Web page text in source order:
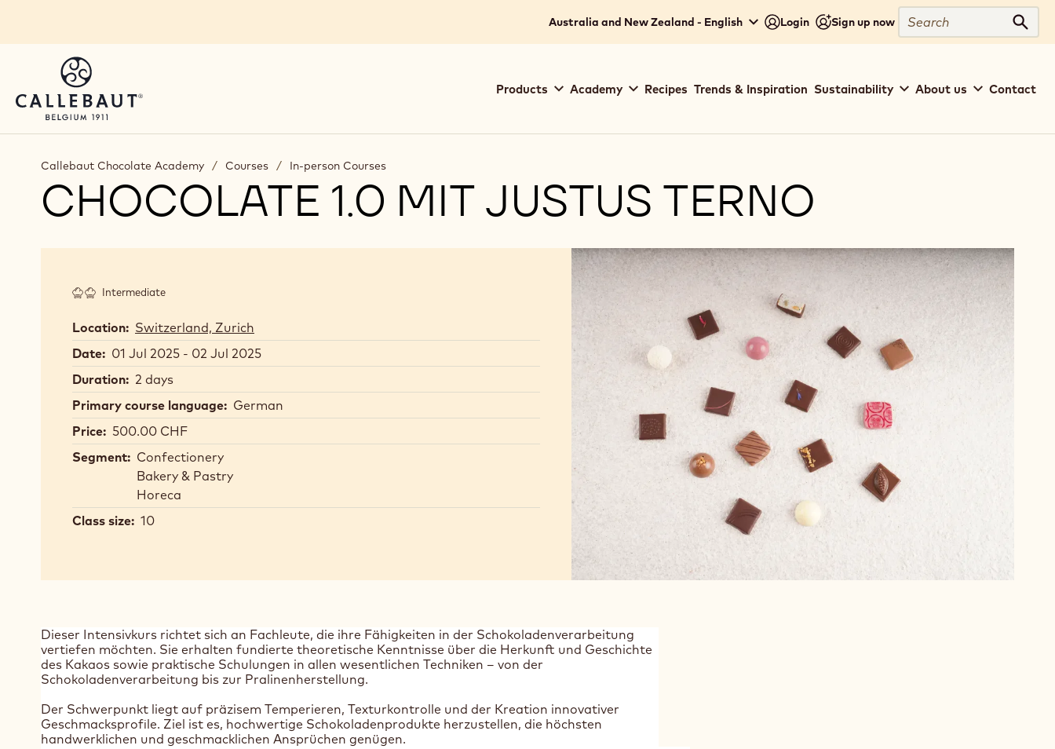
Australia and New Zealand - English Login Sign up now
Search
navigation
Products Academy Recipes Trends & Inspiration Sustainability About us Contact
Callebaut Chocolate Academy / Courses / In-person Courses
CHOCOLATE 1.0 MIT JUSTUS TERNO
Intermediate
Location: Switzerland, Zurich
Date: 01 Jul 2025 - 02 Jul 2025
Duration: 2 days
Primary course language: German
Price: 500.00 CHF
Segment: Confectionery
Bakery & Pastry
Horeca
Class size: 10
Dieser Intensivkurs richtet sich an Fachleute, die ihre Fähigkeiten in der Schokoladenverarbeitung
vertiefen möchten. Sie erhalten fundierte theoretische Kenntnisse über die Herkunft und Geschichte
des Kakaos sowie praktische Schulungen in allen wesentlichen Techniken – von der
Schokoladenverarbeitung bis zur Pralinenherstellung.
Der Schwerpunkt liegt auf präzisem Temperieren, Texturkontrolle und der Kreation innovativer
Geschmacksprofile. Ziel ist es, hochwertige Schokoladenprodukte herzustellen, die höchsten
handwerklichen und geschmacklichen Ansprüchen genügen.